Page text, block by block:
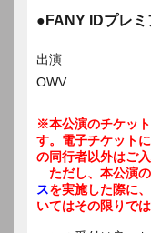
●FANY IDプレ
出演
OWV
※本公演のチケッ
す。電子チケット
の同行者以外はご
ただし、本公演
スを実施した際に
いてはその限りで